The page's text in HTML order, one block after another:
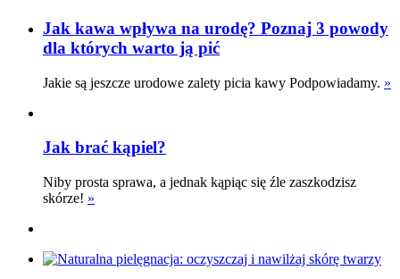
Jak kawa wpływa na urodę? Poznaj 3 powody
dla których warto ją pić
Jakie są jeszcze urodowe zalety picia kawy Podpowiadamy. »
Jak brać kąpiel?
Niby prosta sprawa, a jednak kąpiąc się źle zaszkodzisz
skórze! »